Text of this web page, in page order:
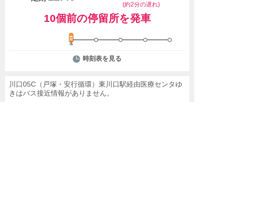
(約2分の遅れ)
10個前の停留所を発車
時刻表を見る
川口05C（戸塚・安行循環）東川口駅経由医療センタゆ
きはバス接近情報がありません。